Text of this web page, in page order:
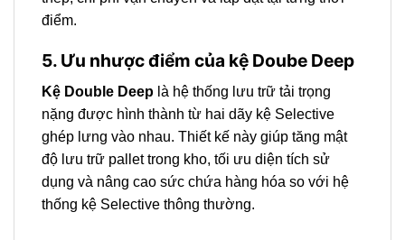
điểm.
5. Ưu nhược điểm của kệ Doube Deep
Kệ Double Deep là hệ thống lưu trữ tải trọng
nặng được hình thành từ hai dãy kệ Selective
ghép lưng vào nhau. Thiết kế này giúp tăng mật
độ lưu trữ pallet trong kho, tối ưu diện tích sử
dụng và nâng cao sức chứa hàng hóa so với hệ
thống kệ Selective thông thường.